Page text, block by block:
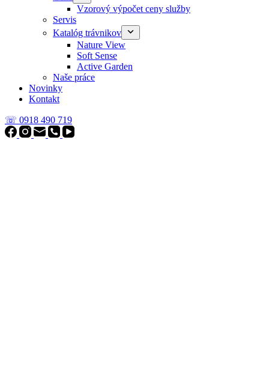
Vzorový výpočet ceny služby
Servis
Katalóg trávnikov
Nature View
Soft Sense
Active Garden
Naše práce
Novinky
Kontakt
☏ 0918 490 719